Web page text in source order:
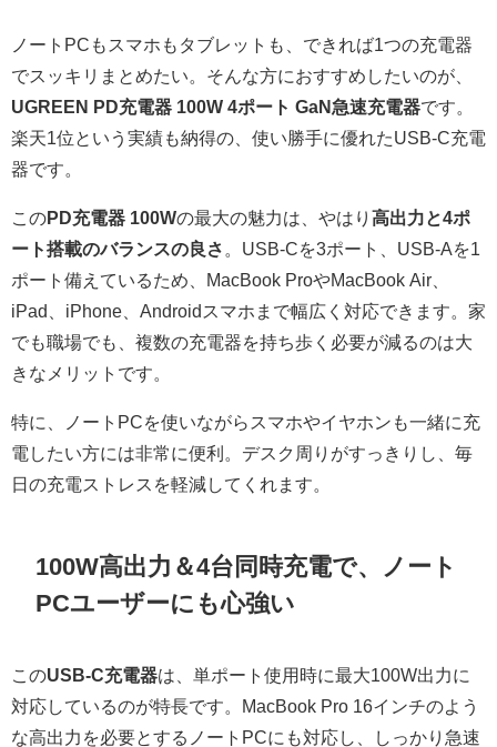
ノートPCもスマホもタブレットも、できれば1つの充電器
でスッキリまとめたい。そんな方におすすめしたいのが、
UGREEN PD充電器 100W 4ポート GaN急速充電器です。
楽天1位という実績も納得の、使い勝手に優れたUSB-C充電
器です。
このPD充電器 100Wの最大の魅力は、やはり 高出力と4ポ
ート搭載のバランスの良さ
。USB-Cを3ポート、USB-Aを1
ポート備えているため、MacBook ProやMacBook Air、
iPad、iPhone、Androidスマホまで幅広く対応できます。家
でも職場でも、複数の充電器を持ち歩く必要が減るのは大
きなメリットです。
特に、ノートPCを使いながらスマホやイヤホンも一緒に充
電したい方には非常に便利。デスク周りがすっきりし、毎
日の充電ストレスを軽減してくれます。
100W高出力＆4台同時充電で、ノート
PCユーザーにも心強い
このUSB-C充電器は、単ポート使用時に最大100W出力に
対応しているのが特長です。MacBook Pro 16インチのよう
な高出力を必要とするノートPCにも対応し、しっかり急速